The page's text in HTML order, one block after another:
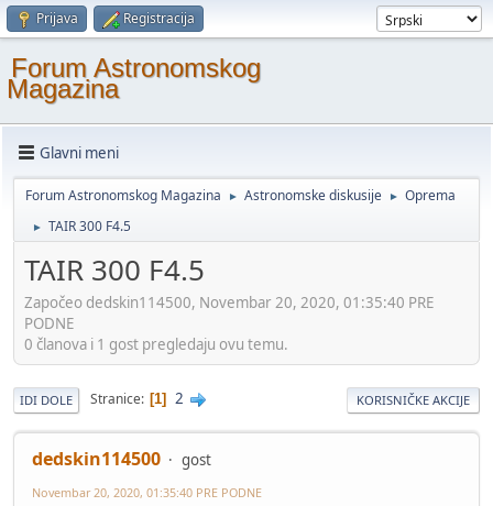
Prijava Registracija
Forum Astronomskog
Magazina
Glavni meni
Forum Astronomskog Magazina ► Astronomske diskusije ► Oprema
► TAIR 300 F4.5
TAIR 300 F4.5
Započeo dedskin114500, Novembar 20, 2020, 01:35:40 PRE
PODNE
0 članova i 1 gost pregledaju ovu temu.
IDI DOLE Stranice 1 2 KORISNIČKE AKCIJE
dedskin114500 gost
Novembar 20, 2020, 01:35:40 PRE PODNE